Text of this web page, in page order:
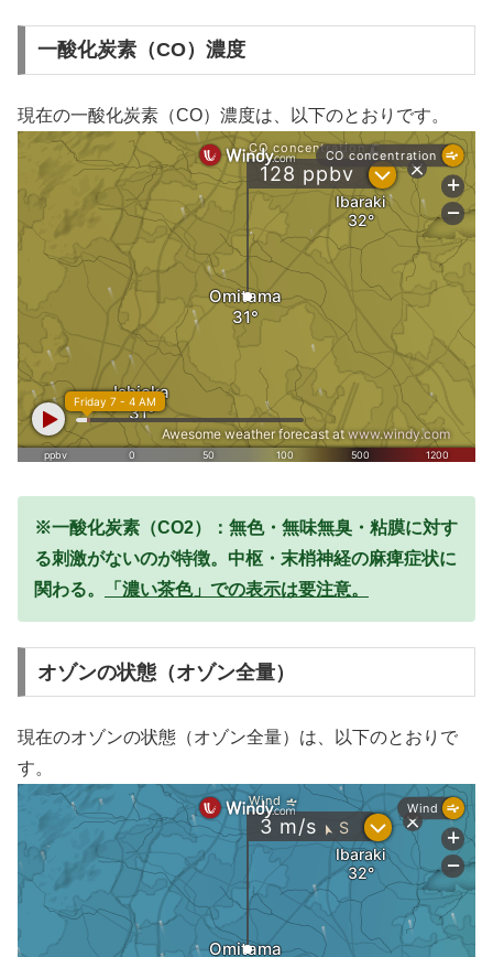
一酸化炭素（CO）濃度
現在の一酸化炭素（CO）濃度は、以下のとおりです。
※一酸化炭素（CO2）：無色・無味無臭・粘膜に対す
る刺激がないのが特徴。中枢・末梢神経の麻痺症状に
関わる。
「濃い茶色」での表示は要注意。
オゾンの状態（オゾン全量）
現在のオゾンの状態（オゾン全量）は、以下のとおりで
す。